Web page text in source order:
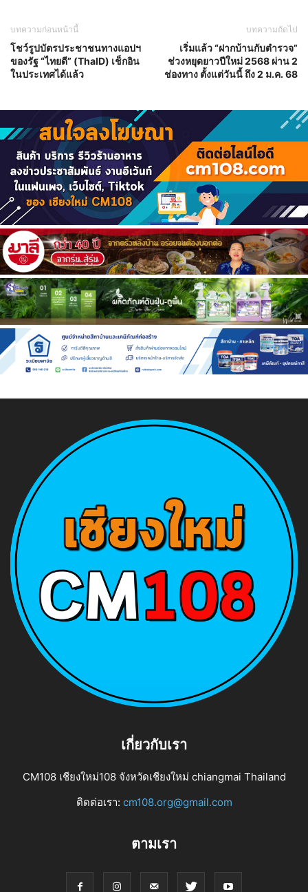
บทความก่อนหน้านี้
โชว์รูปบัตรประชาชนทางแอปฯ
ของรัฐ “ไทยดี” (ThaID) เช็กอิน
ในประเทศได้แล้ว
บทความถัดไป
เริ่มแล้ว “ฝากบ้านกับตำรวจ”
ช่วงหยุดยาวปีใหม่ 2568 ผ่าน 2
ช่องทาง ตั้งแต่วันนี้ ถึง 2 ม.ค. 68
เกี่ยวกับเรา
CM108 เชียงใหม่108 จังหวัดเชียงใหม่ chiangmai Thailand
ติดต่อเรา: cm108.org@gmail.com
ตามเรา